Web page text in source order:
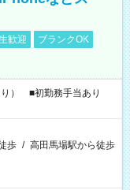
歓迎
ブランクOK
） ■初勤務手当あり
歩 / 高田馬場駅から徒歩